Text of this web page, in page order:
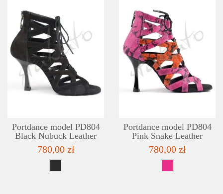
LISTA ŻYCZEŃ
SZCZEGÓŁY
Portdance model PD804
Black Nubuck Leather
780,00 zł
Portdance model PD804
Pink Snake Leather
780,00 zł